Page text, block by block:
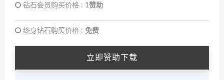
钻石会员购买价格 : 1赞助
终身钻石购买价格 : 免费
立即赞助下载